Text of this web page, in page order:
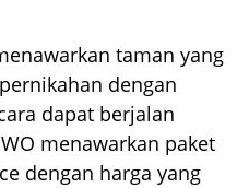
taman yang
dengan
dapat berjalan
menawarkan paket
dengan harga yang